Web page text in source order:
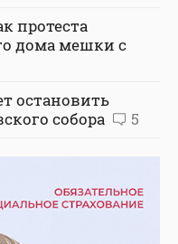
протеста
дома мешки с
остановить
собора
5